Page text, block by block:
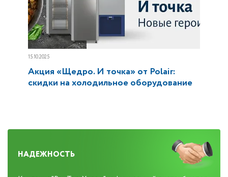
15.10.2025
Акция «Щедро. И точка» от Polair:
скидки на холодильное оборудование
НАДЕЖНОСТЬ